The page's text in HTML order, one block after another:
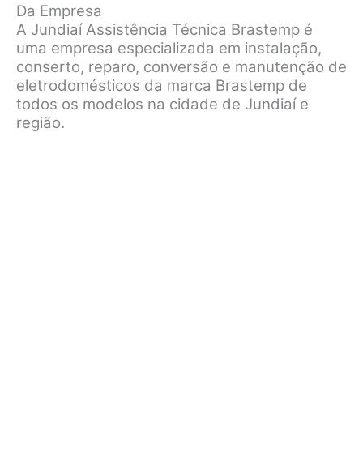
Da Empresa
A Jundiaí Assistência Técnica Brastemp é
uma empresa especializada em instalação,
conserto, reparo, conversão e manutenção de
eletrodomésticos da marca Brastemp de
todos os modelos na cidade de Jundiaí e
região.